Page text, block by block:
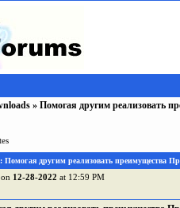
» Помогая другим реализовать
Помогая другим реализовать преимущества
12-28-2022 at 12:59 PM